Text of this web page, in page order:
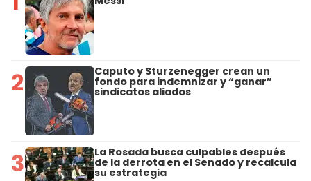
2 Caputo y Sturzenegger crean un
fondo para indemnizar y “ganar”
sindicatos aliados
3 La Rosada busca culpables después
de la derrota en el Senado y recalcula
su estrategia